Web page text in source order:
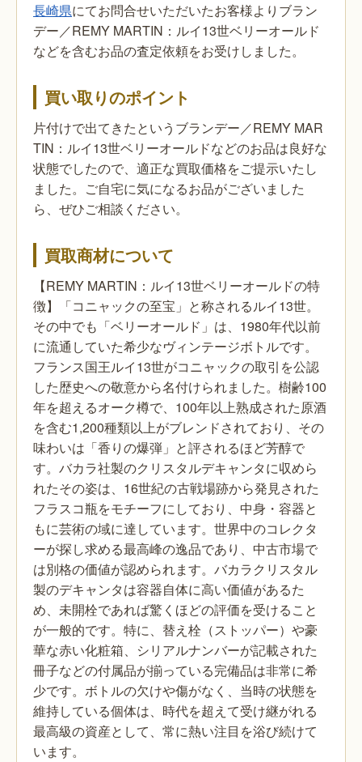
長崎県にてお問合せいただいたお客様よりブラン
デー／REMY MARTIN：ルイ13世ベリーオールド
などを含むお品の査定依頼をお受けしました。
買い取りのポイント
片付けで出てきたというブランデー／REMY MAR
TIN：ルイ13世ベリーオールドなどのお品は良好な
状態でしたので、適正な買取価格をご提示いたし
ました。ご自宅に気になるお品がございました
ら、ぜひご相談ください。
買取商材について
【REMY MARTIN：ルイ13世ベリーオールドの特
徴】「コニャックの至宝」と称されるルイ13世。
その中でも「ベリーオールド」は、1980年代以前
に流通していた希少なヴィンテージボトルです。
フランス国王ルイ13世がコニャックの取引を公認
した歴史への敬意から名付けられました。樹齢100
年を超えるオーク樽で、100年以上熟成された原酒
を含む1,200種類以上がブレンドされており、その
味わいは「香りの爆弾」と評されるほど芳醇で
す。バカラ社製のクリスタルデキャンタに収めら
れたその姿は、16世紀の古戦場跡から発見された
フラスコ瓶をモチーフにしており、中身・容器と
もに芸術の域に達しています。世界中のコレクタ
ーが探し求める最高峰の逸品であり、中古市場で
は別格の価値が認められます。バカラクリスタル
製のデキャンタは容器自体に高い価値があるた
め、未開栓であれば驚くほどの評価を受けること
が一般的です。特に、替え栓（ストッパー）や豪
華な赤い化粧箱、シリアルナンバーが記載された
冊子などの付属品が揃っている完備品は非常に希
少です。ボトルの欠けや傷がなく、当時の状態を
維持している個体は、時代を超えて受け継がれる
最高級の資産として、常に熱い注目を浴び続けて
います。